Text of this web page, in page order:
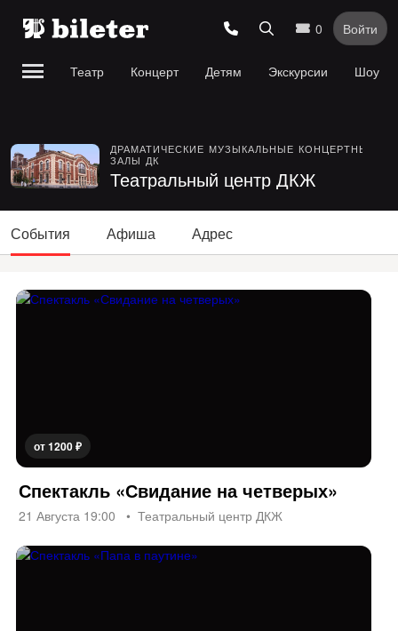
0 Войти
Театр Концерт Детям Экскурсии Шоу
ДРАМАТИЧЕСКИЕ МУЗЫКАЛЬНЫЕ КОНЦЕРТНЫЕ
ЗАЛЫ ДК
Театральный центр ДКЖ
События Афиша Адрес
от 1200 ₽
Спектакль «Свидание на четверых»
21 Августа 19:00 Театральный центр ДКЖ